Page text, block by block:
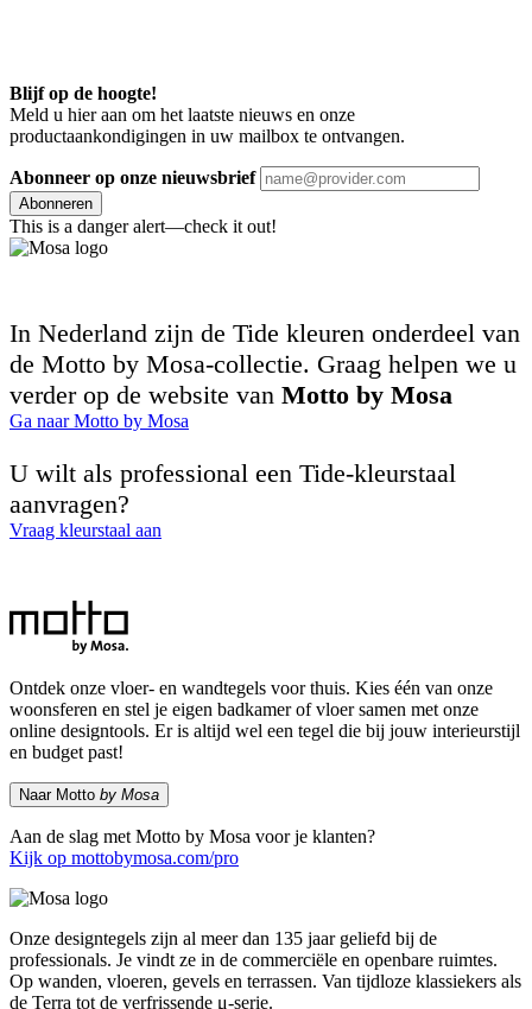
Blijf op de hoogte!
Meld u hier aan om het laatste nieuws en onze
productaankondigingen in uw mailbox te ontvangen.
Abonneer op onze nieuwsbrief
Abonneren
This is a danger alert—check it out!
In Nederland zijn de Tide kleuren onderdeel van
de Motto by Mosa-collectie. Graag helpen we u
verder op de website van Motto by Mosa
Ga naar Motto by Mosa
U wilt als professional een Tide-kleurstaal
aanvragen?
Vraag kleurstaal aan
Ontdek onze vloer- en wandtegels voor thuis. Kies één van onze
woonsferen en stel je eigen badkamer of vloer samen met onze
online designtools. Er is altijd wel een tegel die bij jouw interieurstijl
en budget past!
Naar Motto by Mosa
Aan de slag met Motto by Mosa voor je klanten?
Kijk op mottobymosa.com/pro
Onze designtegels zijn al meer dan 135 jaar geliefd bij de
professionals. Je vindt ze in de commerciële en openbare ruimtes.
Op wanden, vloeren, gevels en terrassen. Van tijdloze klassiekers als
de Terra tot de verfrissende μ-serie.